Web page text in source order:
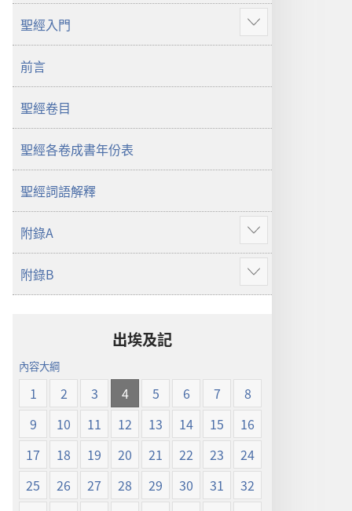
經
世
界
譯
界
本
一
頁
一
頁
聖經入門
顯
示
多
前言
聖經卷目
聖經各卷成書年份表
聖經詞語解釋
附錄A
顯
示
更
多
附錄B
顯
示
出埃及記
內容大綱
1 2 3 4 5 6 7
8
9
10 11 12 13 14 15
16
17
18 19 20 21 22 23
24
25
26 27 28 29 30 31
32